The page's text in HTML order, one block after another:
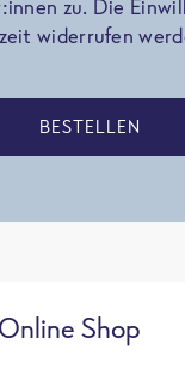
zu. Die
widerrufen
BESTELLEN
Shop